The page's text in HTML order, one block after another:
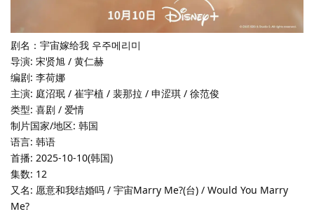
剧名：宇宙嫁给我 우주메리미
导演: 宋贤旭 / 黄仁赫
编剧: 李荷娜
主演: 庭沼珉 / 崔宇植 / 裴那拉 / 申涩琪 / 徐范俊
类型: 喜剧 / 爱情
制片国家/地区: 韩国
语言: 韩语
首播: 2025-10-10(韩国)
集数: 12
又名: 愿意和我结婚吗 / 宇宙Marry Me?(台) / Would You Marry
Me?